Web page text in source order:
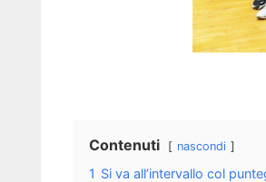
Contenuti nascondi
1 Si va all’intervallo col